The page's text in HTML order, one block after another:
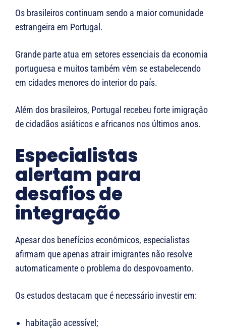
Os brasileiros continuam sendo a maior comunidade
estrangeira em Portugal.
Grande parte atua em setores essenciais da economia
portuguesa e muitos também vêm se estabelecendo
em cidades menores do interior do país.
Além dos brasileiros, Portugal recebeu forte imigração
de cidadãos asiáticos e africanos nos últimos anos.
Especialistas
alertam para
desafios de
integração
Apesar dos benefícios econômicos, especialistas
afirmam que apenas atrair imigrantes não resolve
automaticamente o problema do despovoamento.
Os estudos destacam que é necessário investir em:
habitação acessível;